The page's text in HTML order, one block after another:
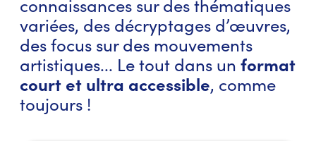
connaissances sur des thématiques
variées, des décryptages d’œuvres,
des focus sur des mouvements
artistiques... Le tout dans un format
court et ultra accessible, comme
toujours !